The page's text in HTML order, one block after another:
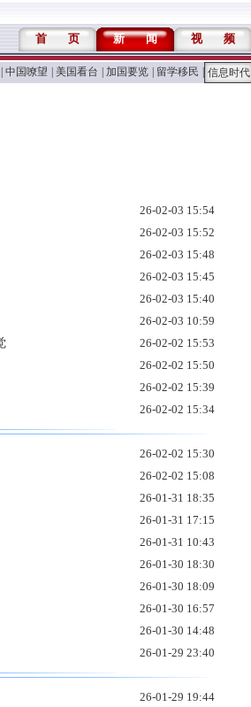
首 页 新 闻 视 频
中国嘹望 美国看台 加国要览 留学移民 信息时代
26-02-03 15:54
26-02-03 15:52
26-02-03 15:48
26-02-03 15:45
26-02-03 15:40
26-02-03 10:59
26-02-02 15:53
26-02-02 15:50
26-02-02 15:39
26-02-02 15:34
26-02-02 15:30
26-02-02 15:08
26-01-31 18:35
26-01-31 17:15
26-01-31 10:43
26-01-30 18:30
26-01-30 18:09
26-01-30 16:57
26-01-30 14:48
26-01-29 23:40
26-01-29 19:44